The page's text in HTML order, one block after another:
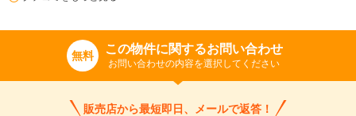
無料 この物件に関するお問い合わせ
お問い合わせの内容を選択してください
販売店から最短即日、メールで返答！